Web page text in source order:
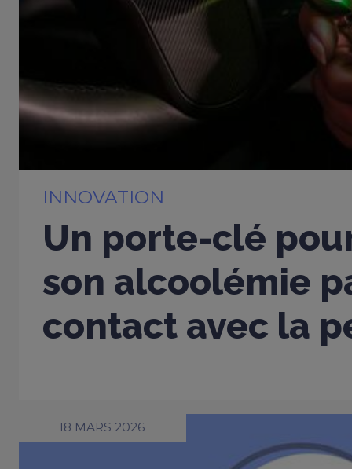
INNOVATION
Un porte-clé
son alcoolémie
contact avec la
18 MARS 2026